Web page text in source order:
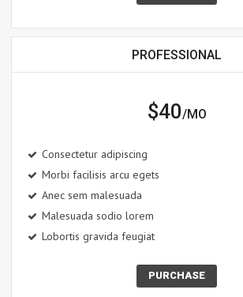
PROFESSIONAL
$40/MO
Consectetur adipiscing
Morbi facilisis arcu egets
Anec sem malesuada
Malesuada sodio lorem
Lobortis gravida feugiat
PURCHASE